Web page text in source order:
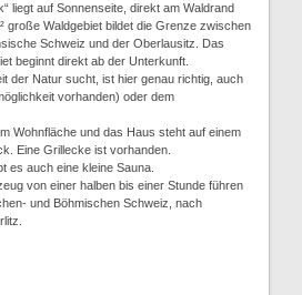
liegt auf Sonnenseite, direkt am Waldrand
große Waldgebiet bildet die Grenze zwischen
Schweiz und der Oberlausitz. Das
beginnt direkt ab der Unterkunft.
der Natur sucht, ist hier genau richtig, auch
vorhanden) oder dem
Wohnfläche und das Haus steht auf einem
Eine Grillecke ist vorhanden.
es auch eine kleine Sauna.
von einer halben bis einer Stunde führen
und Böhmischen Schweiz, nach